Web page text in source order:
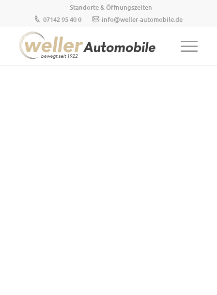
Standorte & Öffnungszeiten
07142 95 40 0
info@weller-automobile.de